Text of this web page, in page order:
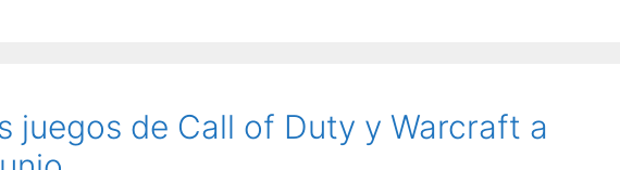
juegos de Call of Duty y Warcraft a